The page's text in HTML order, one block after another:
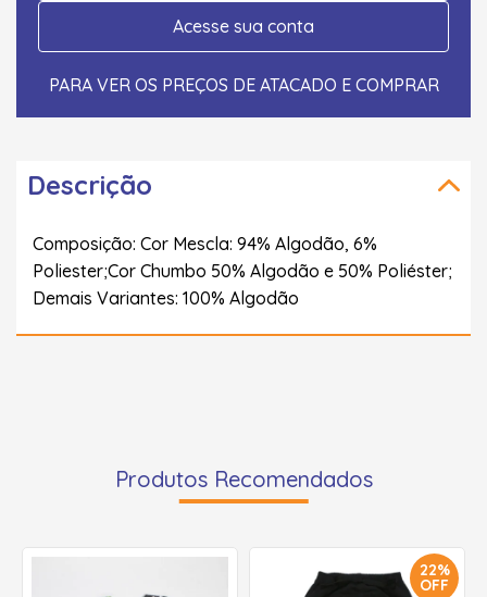
Acesse sua conta
PARA VER OS PREÇOS DE ATACADO E COMPRAR
Descrição
Composição: Cor Mescla: 94% Algodão, 6%
Poliester;Cor Chumbo 50% Algodão e 50% Poliéster;
Demais Variantes: 100% Algodão
Produtos Recomendados
22%
OFF